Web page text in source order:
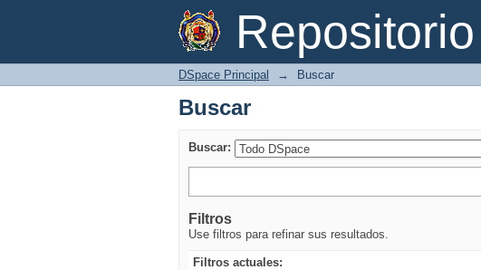
Buscar
DSpace Principal → Buscar
Buscar
Buscar:
Filtros
Use filtros para refinar sus resultados.
Filtros actuales: